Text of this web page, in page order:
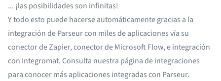
... ¡las posibilidades son infinitas!
Y todo esto puede hacerse automáticamente gracias a la
integración de Parseur con miles de aplicaciones vía su
conector de Zapier, conector de Microsoft Flow, e integración
con Integromat. Consulta nuestra página de integraciones
para conocer más aplicaciones integradas con Parseur.